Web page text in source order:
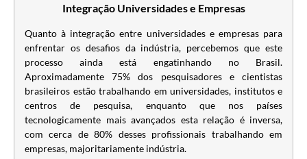
Integração Universidades e Empresas
Quanto à integração entre universidades e empresas para
enfrentar os desafios da indústria, percebemos que este
processo ainda está engatinhando no Brasil.
Aproximadamente 75% dos pesquisadores e cientistas
brasileiros estão trabalhando em universidades, institutos e
centros de pesquisa, enquanto que nos países
tecnologicamente mais avançados esta relação é inversa,
com cerca de 80% desses profissionais trabalhando em
empresas, majoritariamente indústria.